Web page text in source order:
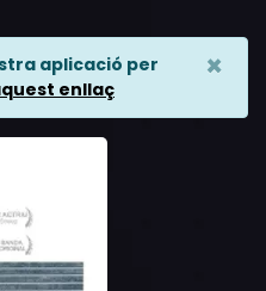
aplicació per
enllaç
×